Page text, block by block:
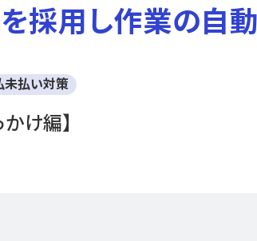
採用し作業の自
未払い対策
け編】